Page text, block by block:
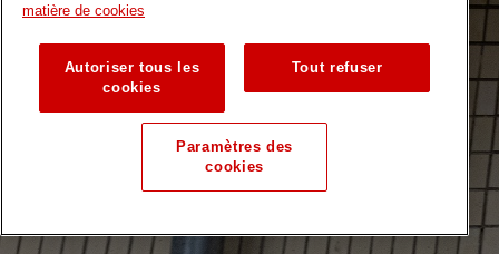
matière de cookies
Autoriser tous les
cookies
Tout refuser
Paramètres des
cookies